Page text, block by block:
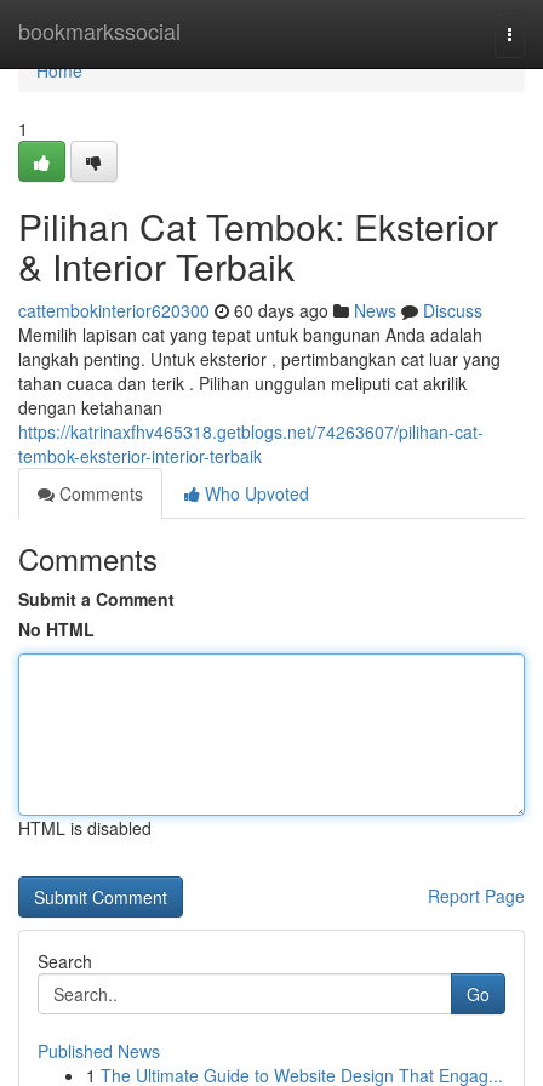
bookmarkssocial
Home
Home
1
Pilihan Cat Tembok: Eksterior
& Interior Terbaik
cattembokinterior620300 60 days ago News
Discuss
Memilih lapisan cat yang tepat untuk bangunan Anda adalah
langkah penting. Untuk eksterior , pertimbangkan cat luar yang
tahan cuaca dan terik . Pilihan unggulan meliputi cat akrilik
dengan ketahanan
https://katrinaxfhv465318.getblogs.net/74263607/pilihan-cat-
tembok-eksterior-interior-terbaik
Comments
Who Upvoted
Comments
Submit a Comment
No HTML
HTML is disabled
Report Page
Search
Go
Published News
1 The Ultimate Guide to Website Design That Engag...